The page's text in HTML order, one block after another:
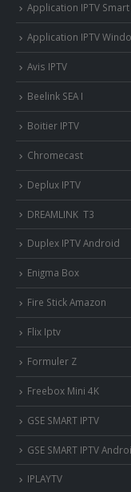
Application IPTV Smart
Application IPTV
Avis IPTV
Beelink SEA I
Boitier IPTV
Chromecast
Deplux IPTV
DREAMLINK T3
Duplex IPTV Android
Enigma Box
Fire Stick Amazon
Flix Iptv
Formuler Z
Freebox Mini 4K
‎GSE SMART IPTV
GSE SMART IPTV
IPLAYTV